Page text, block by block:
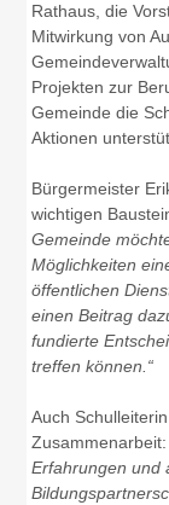
Rathaus, die
Mitwirkung von
Projekten zur
Gemeinde die
Aktionen
Bürgermeister
wichtigen
Gemeinde
Möglichkeiten
öffentlichen
einen Beitrag
fundierte
treffen können.“
Auch
Erfahrungen und